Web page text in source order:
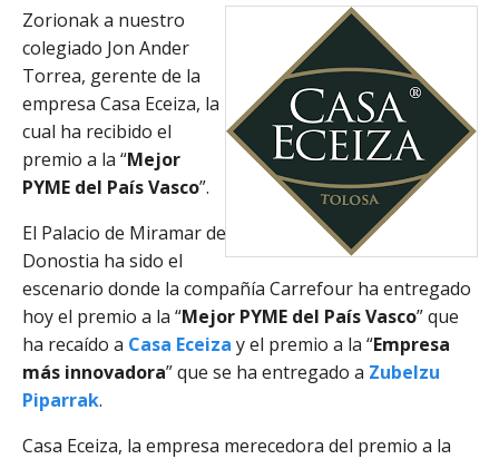
Zorionak a nuestro
colegiado Jon Ander
Torrea, gerente de la
empresa Casa Eceiza, la
cual ha recibido el
premio a la “Mejor
PYME del País Vasco”.
El Palacio de Miramar de
Donostia ha sido el
escenario donde la compañía Carrefour ha entregado
hoy el premio a la “Mejor PYME del País Vasco” que
ha recaído a Casa Eceiza y el premio a la “Empresa
más innovadora” que se ha entregado a Zubelzu
Piparrak.
Casa Eceiza, la empresa merecedora del premio a la